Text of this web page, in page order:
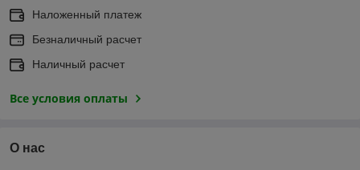
Наложенный платеж
Безналичный расчет
Наличный расчет
Все условия оплаты
О нас